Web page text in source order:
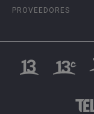
PROVEEDORES